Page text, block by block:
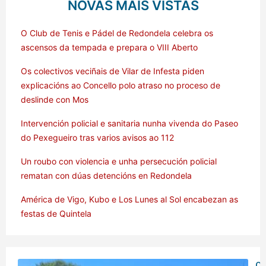
NOVAS MÁIS VISTAS
O Club de Tenis e Pádel de Redondela celebra os
ascensos da tempada e prepara o VIII Aberto
Os colectivos veciñais de Vilar de Infesta piden
explicacións ao Concello polo atraso no proceso de
deslinde con Mos
Intervención policial e sanitaria nunha vivenda do Paseo
do Pexegueiro tras varios avisos ao 112
Un roubo con violencia e unha persecución policial
rematan con dúas detencións en Redondela
América de Vigo, Kubo e Los Lunes al Sol encabezan as
festas de Quintela